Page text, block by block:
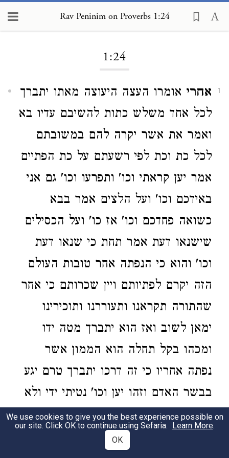
Rav Peninim on Proverbs 1:24
1:24
1 אחרי אומרו העצה היעוצה מאתו יתברך
לכל אחד משלש כתות להשיבם עדיו בא
ואמר את אשר יקרה להם במשובתם
לכל כת וכת לפי רשעתם על כת הפתיים
אמר יען קראתי וכו' ותפרעו וכו' גם אני
באידכם וכו' ועל הלצים אמר בבא
כשואה פחדכם וכו' אז כו' ועל הכסילים
שישנאו דעת אמר תחת כי שנאו דעת
וכו' והוא כי הנפתה אחר טובות העולם
הזה יקרם לפתיותם ויין שכרותם כי אחר
שהתורה תקראנו ותעוררנו ותוכירינו
ימאן לשוב ואז הוא יתברך מטה ידו
ומכהו בקל תחלה הוא הממון אשר
נפתה אחריו כי זה דרכו יתברך טרם יגע
בבשר האדם וזהו יען וכו' נטיתי ידי ולא
אמר בכם שהוא בנפרד מעצמם ועדיין
We use cookies to give you the best experience possible on
our site. Click OK to continue using Sefaria. Learn More.
OK